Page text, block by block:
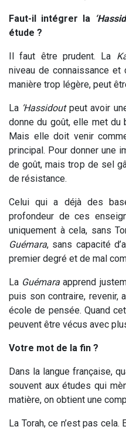
Faut-il intégrer la
étude ?
Il faut être prudent. La
niveau de connaissance et
manière trop légère, peut
La ‘Hassidoutpeut avoir
donne du goût, elle met du
Mais elle doit venir
principal. Pour donner une
de goût, mais trop de sel
de résistance.
Celui qui a déjà des
profondeur de ces
uniquement à cela, sans
Guémara, sans capacité
premier degré et de mal
La Guémara apprend
puis son contraire, revenir,
école de pensée. Quand
peuvent être vécus avec
Votre mot de la fin ?
Dans la langue française,
souvent aux études qui
matière, on obtient une
La Torah, ce n’est pas